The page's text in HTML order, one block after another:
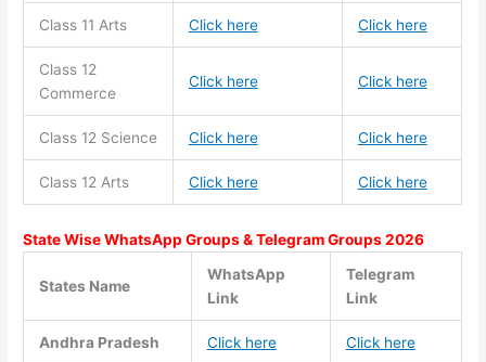
Class 11 Arts Click here Click here
Class 12
Commerce
Click here Click here
Class 12 Science Click here Click here
Class 12 Arts Click here Click here
State Wise WhatsApp Groups & Telegram Groups 2026
States Name
WhatsApp
Link
Telegram
Link
Andhra Pradesh Click here Click here